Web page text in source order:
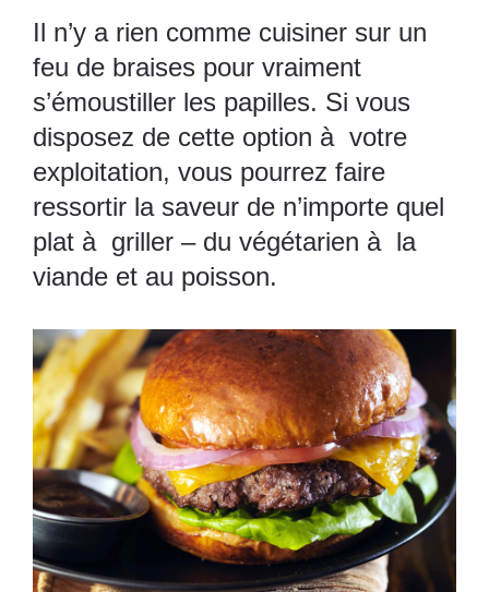
Il n’y a rien comme cuisiner sur un
feu de braises pour vraiment
s’émoustiller les papilles. Si vous
disposez de cette option à votre
exploitation, vous pourrez faire
ressortir la saveur de n’importe quel
plat à griller – du végétarien à la
viande et au poisson.